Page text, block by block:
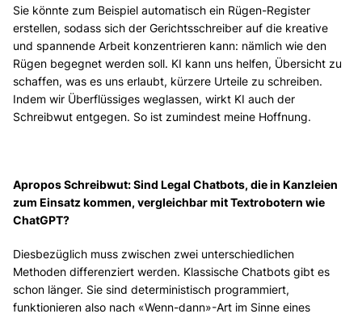
Sie könnte zum Beispiel automatisch ein Rügen-Register
erstellen, sodass sich der Gerichtsschreiber auf die kreative
und spannende Arbeit konzentrieren kann: nämlich wie den
Rügen begegnet werden soll. KI kann uns helfen, Übersicht zu
schaffen, was es uns erlaubt, kürzere Urteile zu schreiben.
Indem wir Überflüssiges weglassen, wirkt KI auch der
Schreibwut entgegen. So ist zumindest meine Hoffnung.
Apropos Schreibwut: Sind Legal Chatbots, die in Kanzleien
zum Einsatz kommen, vergleichbar mit Textrobotern wie
ChatGPT?
Diesbezüglich muss zwischen zwei unterschiedlichen
Methoden differenziert werden. Klassische Chatbots gibt es
schon länger. Sie sind deterministisch programmiert,
funktionieren also nach «Wenn-dann»-Art im Sinne eines